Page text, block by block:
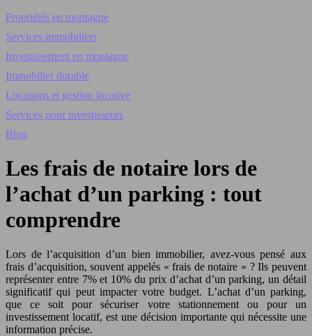
Propriétés en montagne
Services immobiliers
Investissement en montagne
Immobilier durable
Locations et gestion locative
Services pour investisseurs
Blog
Les frais de notaire lors de
l’achat d’un parking : tout
comprendre
Lors de l’acquisition d’un bien immobilier, avez-vous pensé aux
frais d’acquisition, souvent appelés « frais de notaire » ? Ils peuvent
représenter entre 7% et 10% du prix d’achat d’un parking, un détail
significatif qui peut impacter votre budget. L’achat d’un parking,
que ce soit pour sécuriser votre stationnement ou pour un
investissement locatif, est une décision importante qui nécessite une
information précise.